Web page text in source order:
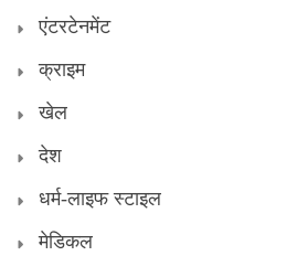
एंटरटेनमेंट
क्राइम
खेल
देश
धर्म-लाइफ स्टाइल
मेडिकल